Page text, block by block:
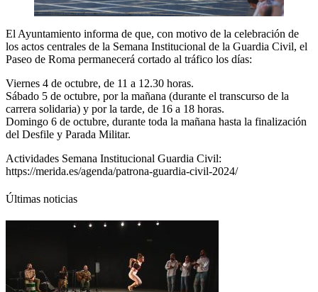
El Ayuntamiento informa de que, con motivo de la celebración de
los actos centrales de la Semana Institucional de la Guardia Civil, el
Paseo de Roma permanecerá cortado al tráfico los días:
Viernes 4 de octubre, de 11 a 12.30 horas.
Sábado 5 de octubre, por la mañana (durante el transcurso de la
carrera solidaria) y por la tarde, de 16 a 18 horas.
Domingo 6 de octubre, durante toda la mañana hasta la finalización
del Desfile y Parada Militar.
Actividades Semana Institucional Guardia Civil:
https://merida.es/agenda/patrona-guardia-civil-2024/
Últimas noticias